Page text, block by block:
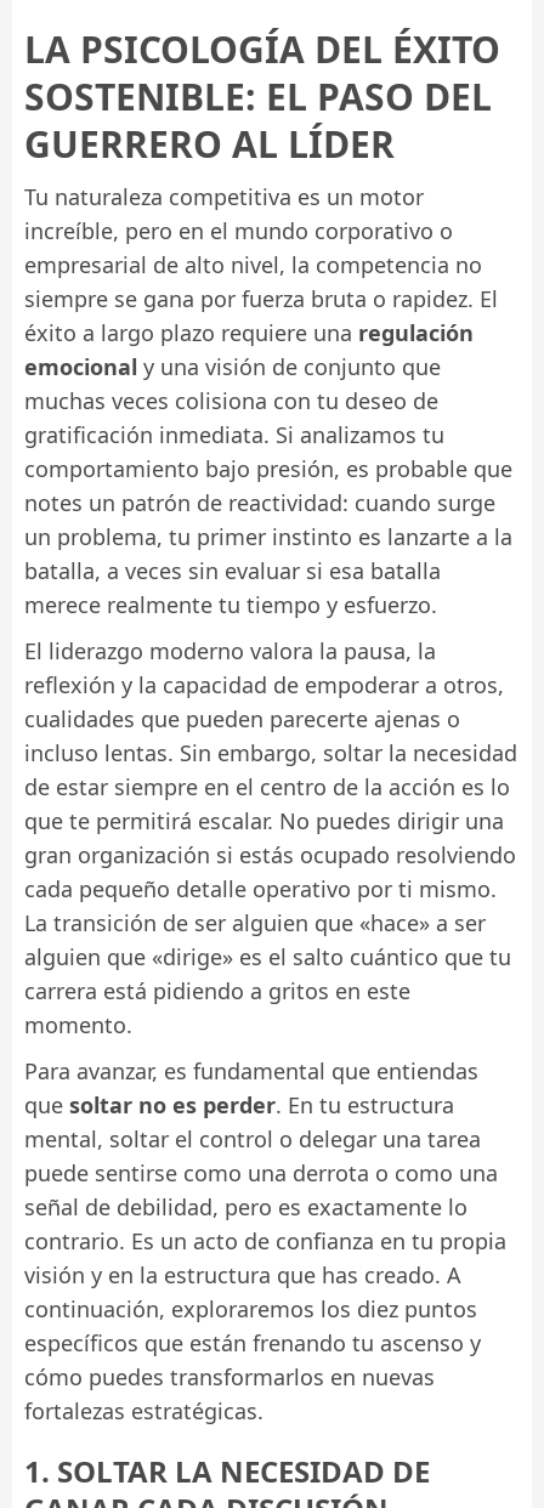
LA PSICOLOGÍA DEL ÉXITO
SOSTENIBLE: EL PASO DEL
GUERRERO AL LÍDER
Tu naturaleza competitiva es un motor
increíble, pero en el mundo corporativo o
empresarial de alto nivel, la competencia no
siempre se gana por fuerza bruta o rapidez. El
éxito a largo plazo requiere una regulación
emocional y una visión de conjunto que
muchas veces colisiona con tu deseo de
gratificación inmediata. Si analizamos tu
comportamiento bajo presión, es probable que
notes un patrón de reactividad: cuando surge
un problema, tu primer instinto es lanzarte a la
batalla, a veces sin evaluar si esa batalla
merece realmente tu tiempo y esfuerzo.
El liderazgo moderno valora la pausa, la
reflexión y la capacidad de empoderar a otros,
cualidades que pueden parecerte ajenas o
incluso lentas. Sin embargo, soltar la necesidad
de estar siempre en el centro de la acción es lo
que te permitirá escalar. No puedes dirigir una
gran organización si estás ocupado resolviendo
cada pequeño detalle operativo por ti mismo.
La transición de ser alguien que «hace» a ser
alguien que «dirige» es el salto cuántico que tu
carrera está pidiendo a gritos en este
momento.
Para avanzar, es fundamental que entiendas
que soltar no es perder. En tu estructura
mental, soltar el control o delegar una tarea
puede sentirse como una derrota o como una
señal de debilidad, pero es exactamente lo
contrario. Es un acto de confianza en tu propia
visión y en la estructura que has creado. A
continuación, exploraremos los diez puntos
específicos que están frenando tu ascenso y
cómo puedes transformarlos en nuevas
fortalezas estratégicas.
1. SOLTAR LA NECESIDAD DE